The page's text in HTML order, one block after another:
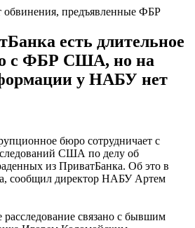
обвинения, предъявленные ФБР
есть длительное
с ФБР США, но на
у НАБУ нет
бюро сотрудничает с
США по делу об
из ПриватБанка. Об это в
сообщил директор НАБУ Артем
связано с бывшим